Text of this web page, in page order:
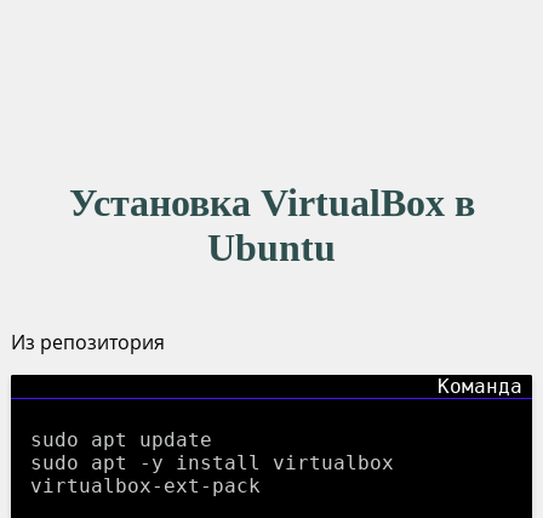
Установка VirtualBox в
Ubuntu
Из репозитория
sudo apt update
sudo apt -y install virtualbox
virtualbox-ext-pack